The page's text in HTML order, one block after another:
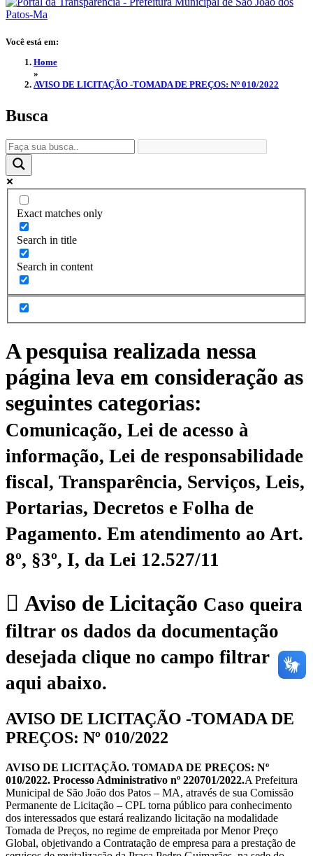
Você está em:
Home
»
AVISO DE LICITAÇÃO -TOMADA DE PREÇOS: Nº 010/2022
Busca
Exact matches only
Search in title
Search in content
A pesquisa realizada nessa
página leva em consideração as
seguintes categorias:
Comunicação, Lei de acesso à
informação, Lei de responsabilidade
fiscal, Transparência, Serviços, Leis,
Portarias, Decretos e Folha de
Pagamento. Em atendimento ao Art.
8º, §3º, I, da Lei 12.527/11
Aviso de Licitação Caso queira
filtrar os dados da documentação
desejada clique no campo filtrar
aqui abaixo.
AVISO DE LICITAÇÃO -TOMADA DE
PREÇOS: Nº 010/2022
AVISO DE LICITAÇÃO. TOMADA DE PREÇOS: Nº
010/2022. Processo Administrativo nº 220701/2022.A Prefeitura
Municipal de São João dos Patos – MA, através de sua Comissão
Permanente de Licitação – CPL torna público para conhecimento
dos interessados que estará realizando licitação na modalidade
Tomada de Preços, no regime de empreitada por Menor Preço
Global, objetivando a Contratação de empresa para a prestação de